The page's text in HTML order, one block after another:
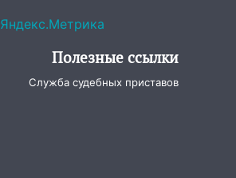
Полезные ссылки
Служба судебных приставов